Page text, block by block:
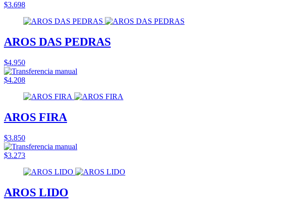
$3.698
AROS DAS PEDRAS
$4.950
$4.208
AROS FIRA
$3.850
$3.273
AROS LIDO